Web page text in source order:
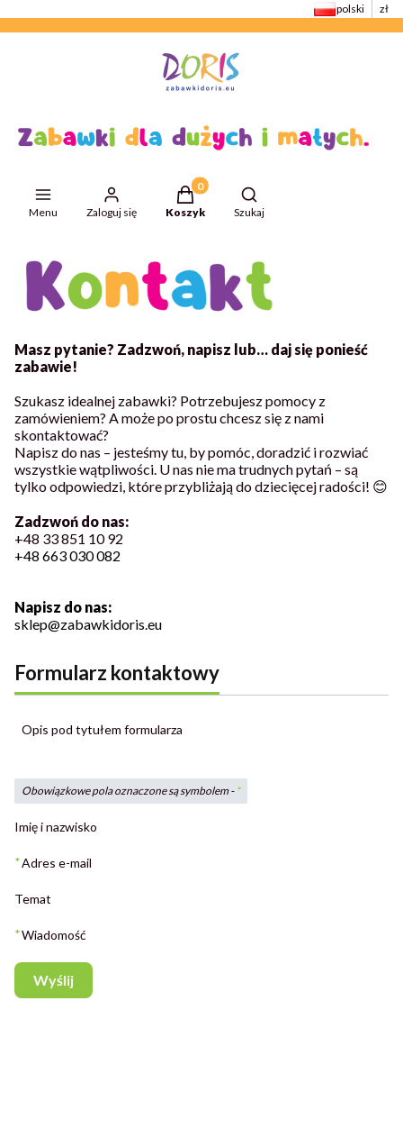
polski zł
Menu Zaloguj się
Produkty w koszyku: 0. Zobacz
Koszyk
Otwórz wyszukiwarkę
Szukaj
Masz pytanie? Zadzwoń, napisz lub… daj się ponieść
zabawie!
Szukasz idealnej zabawki? Potrzebujesz pomocy z
zamówieniem? A może po prostu chcesz się z nami
skontaktować?
Napisz do nas – jesteśmy tu, by pomóc, doradzić i rozwiać
wszystkie wątpliwości. U nas nie ma trudnych pytań – są
tylko odpowiedzi, które przybliżają do dziecięcej radości! 😊
Zadzwoń do nas:
+48 33 851 10 92
+48 663 030 082
Napisz do nas:
sklep@zabawkidoris.eu
Formularz kontaktowy
Opis pod tytułem formularza
Obowiązkowe pola oznaczone są symbolem - *
Imię i nazwisko
*Adres e-mail
Temat
*Wiadomość
Wyślij